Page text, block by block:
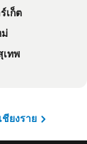
House
Centre
Hotel
เก็ต
ม่
ทพ
หลวง
เชียงราย